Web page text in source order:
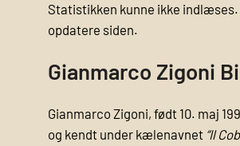
Statistikken kunne ikke indlæses.
opdatere siden.
Gianmarco Zigoni
Gianmarco Zigoni, født 10. maj
og kendt under kælenavnet “Il